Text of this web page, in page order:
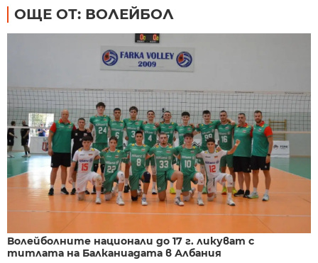
ОЩЕ ОТ: ВОЛЕЙБОЛ
Волейболните национали до 17 г. ликуват с
титлата на Балканиадата в Албания